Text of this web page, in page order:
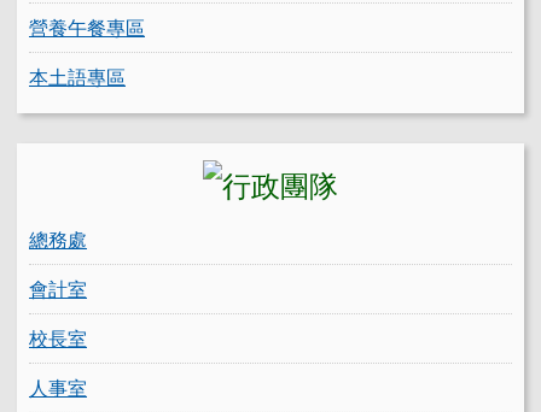
營養午餐專區
本土語專區
總務處
會計室
校長室
人事室